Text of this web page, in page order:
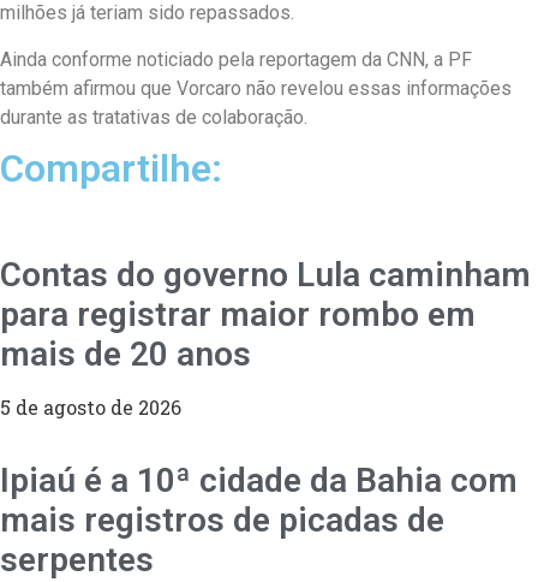
milhões já teriam sido repassados.
Ainda conforme noticiado pela reportagem da CNN, a PF
também afirmou que Vorcaro não revelou essas informações
durante as tratativas de colaboração.
Compartilhe:
Contas do governo Lula caminham
para registrar maior rombo em
mais de 20 anos
5 de agosto de 2026
Ipiaú é a 10ª cidade da Bahia com
mais registros de picadas de
serpentes